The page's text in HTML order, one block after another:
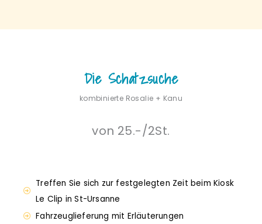
Die Schatzsuche
kombinierte Rosalie + Kanu
von 25.-/2St.
Treffen Sie sich zur festgelegten Zeit beim Kiosk
Le Clip in St-Ursanne
Fahrzeuglieferung mit Erläuterungen